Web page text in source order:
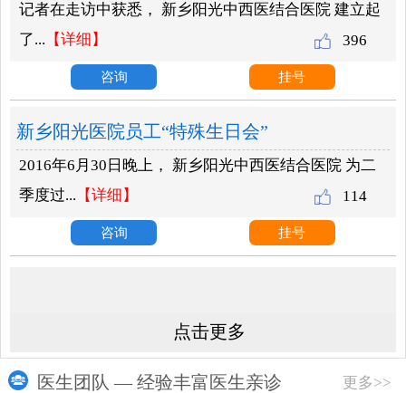
医院腾飞
396
记者在走访中获悉， 新乡阳光中西医结合医院 建立起
了... 【详细】
咨询 挂号
新乡阳光医院员工“特殊生日会”
114
2016年6月30日晚上， 新乡阳光中西医结合医院 为二
季度过... 【详细】
咨询 挂号
点击更多
医生团队 — 经验丰富医生亲诊 更多>>